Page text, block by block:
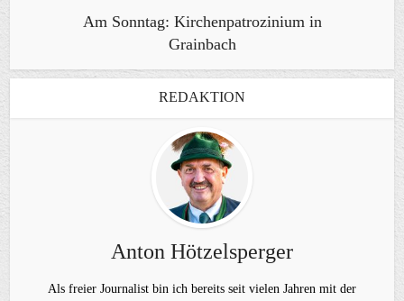
Am Sonntag: Kirchenpatrozinium in
Grainbach
REDAKTION
Anton Hötzelsperger
Als freier Journalist bin ich bereits seit vielen Jahren mit der